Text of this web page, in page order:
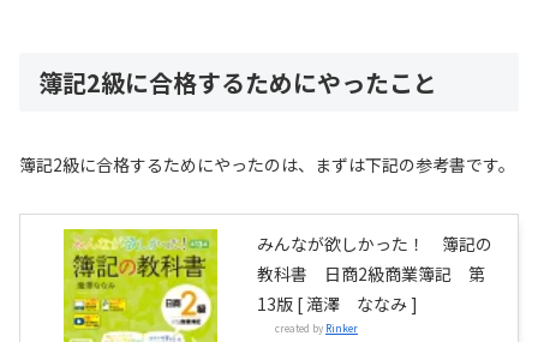
簿記2級に合格するためにやったこと
簿記2級に合格するためにやったのは、まずは下記の参考書です。
みんなが欲しかった！ 簿記の
教科書 日商2級商業簿記 第
13版 [ 滝澤 ななみ ]
created by Rinker